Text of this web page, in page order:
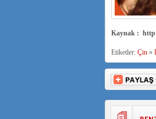
Kaynak :
Etiketler: Çin»